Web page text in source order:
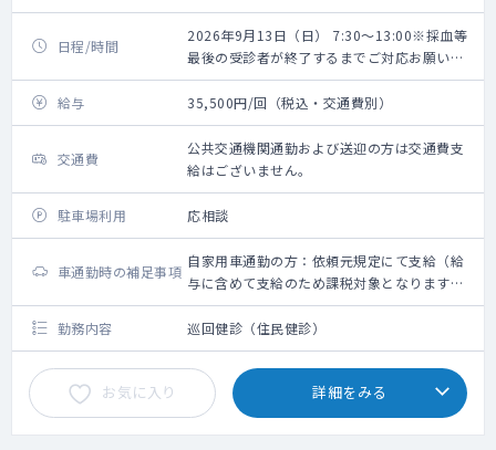
日程/時間
2026年9月13日（日） 7:30～13:00※採血等
最後の受診者が終了するまでご対応お願いい
たします。
給与
35,500円/回（税込・交通費別）
交通費
公共交通機関通勤および送迎の方は交通費支
給はございません。
駐車場利用 応相談
車通勤時の補足事項
自家用車通勤の方：依頼元規定にて支給（給
与に含めて支給のため課税対象となります。
備考欄参照ください）
勤務内容
巡回健診（住民健診）
お気に入り 詳細をみる